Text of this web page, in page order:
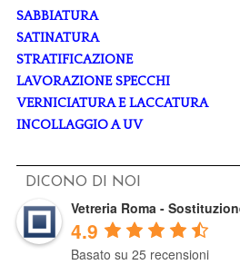
SABBIATURA
SATINATURA
STRATIFICAZIONE
LAVORAZIONE SPECCHI
VERNICIATURA E LACCATURA
INCOLLAGGIO A UV
DICONO DI NOI
Vetreria Roma -
4.9
Basato su 25 recensioni